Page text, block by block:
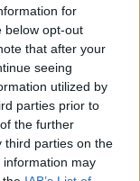
for
below opt-out
that after your
seeing
utilized by
parties prior to
the further
third parties on the
information may